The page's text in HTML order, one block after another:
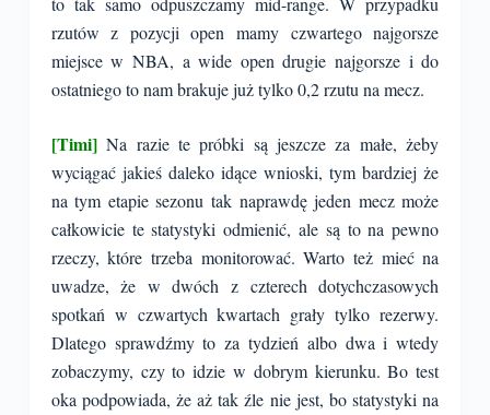
rzutów z pozycji open mamy czwartego najgorsze
miejsce w NBA, a wide open drugie najgorsze i do
ostatniego to nam brakuje już tylko 0,2 rzutu na mecz.
[Timi] Na razie te próbki są jeszcze za małe, żeby
wyciągać jakieś daleko idące wnioski, tym bardziej że
na tym etapie sezonu tak naprawdę jeden mecz może
całkowicie te statystyki odmienić, ale są to na pewno
rzeczy, które trzeba monitorować. Warto też mieć na
uwadze, że w dwóch z czterech dotychczasowych
spotkań w czwartych kwartach grały tylko rezerwy.
Dlatego sprawdźmy to za tydzień albo dwa i wtedy
zobaczymy, czy to idzie w dobrym kierunku. Bo test
oka podpowiada, że aż tak źle nie jest, bo statystyki na